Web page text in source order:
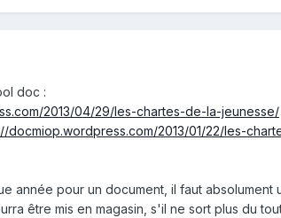
doc :
2013/04/29/les-chartes-de-la-jeunesse/
docmiop.wordpress.com/2013/01/22/les-
année pour un document, il faut absolument
être mis en magasin, s'il ne sort plus du